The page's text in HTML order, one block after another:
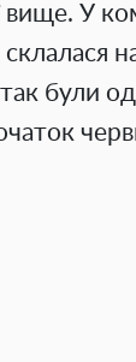
вище. У
були